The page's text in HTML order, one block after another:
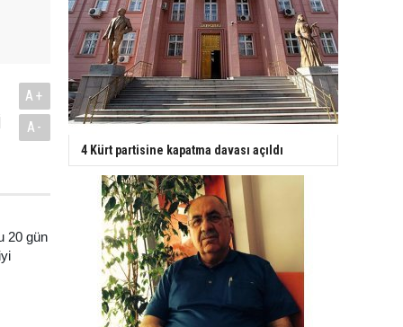
A+
A-
20 gün
4 Kürt partisine kapatma davası açıldı